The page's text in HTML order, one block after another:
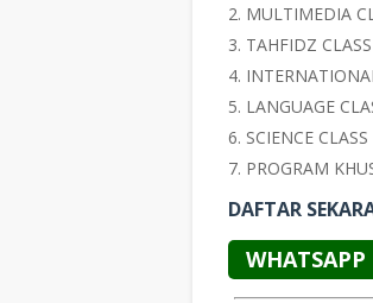
MULTIMEDIA
TAHFIDZ CLASS
LANGUAGE
SCIENCE CLASS
PROGRAM
DAFTAR